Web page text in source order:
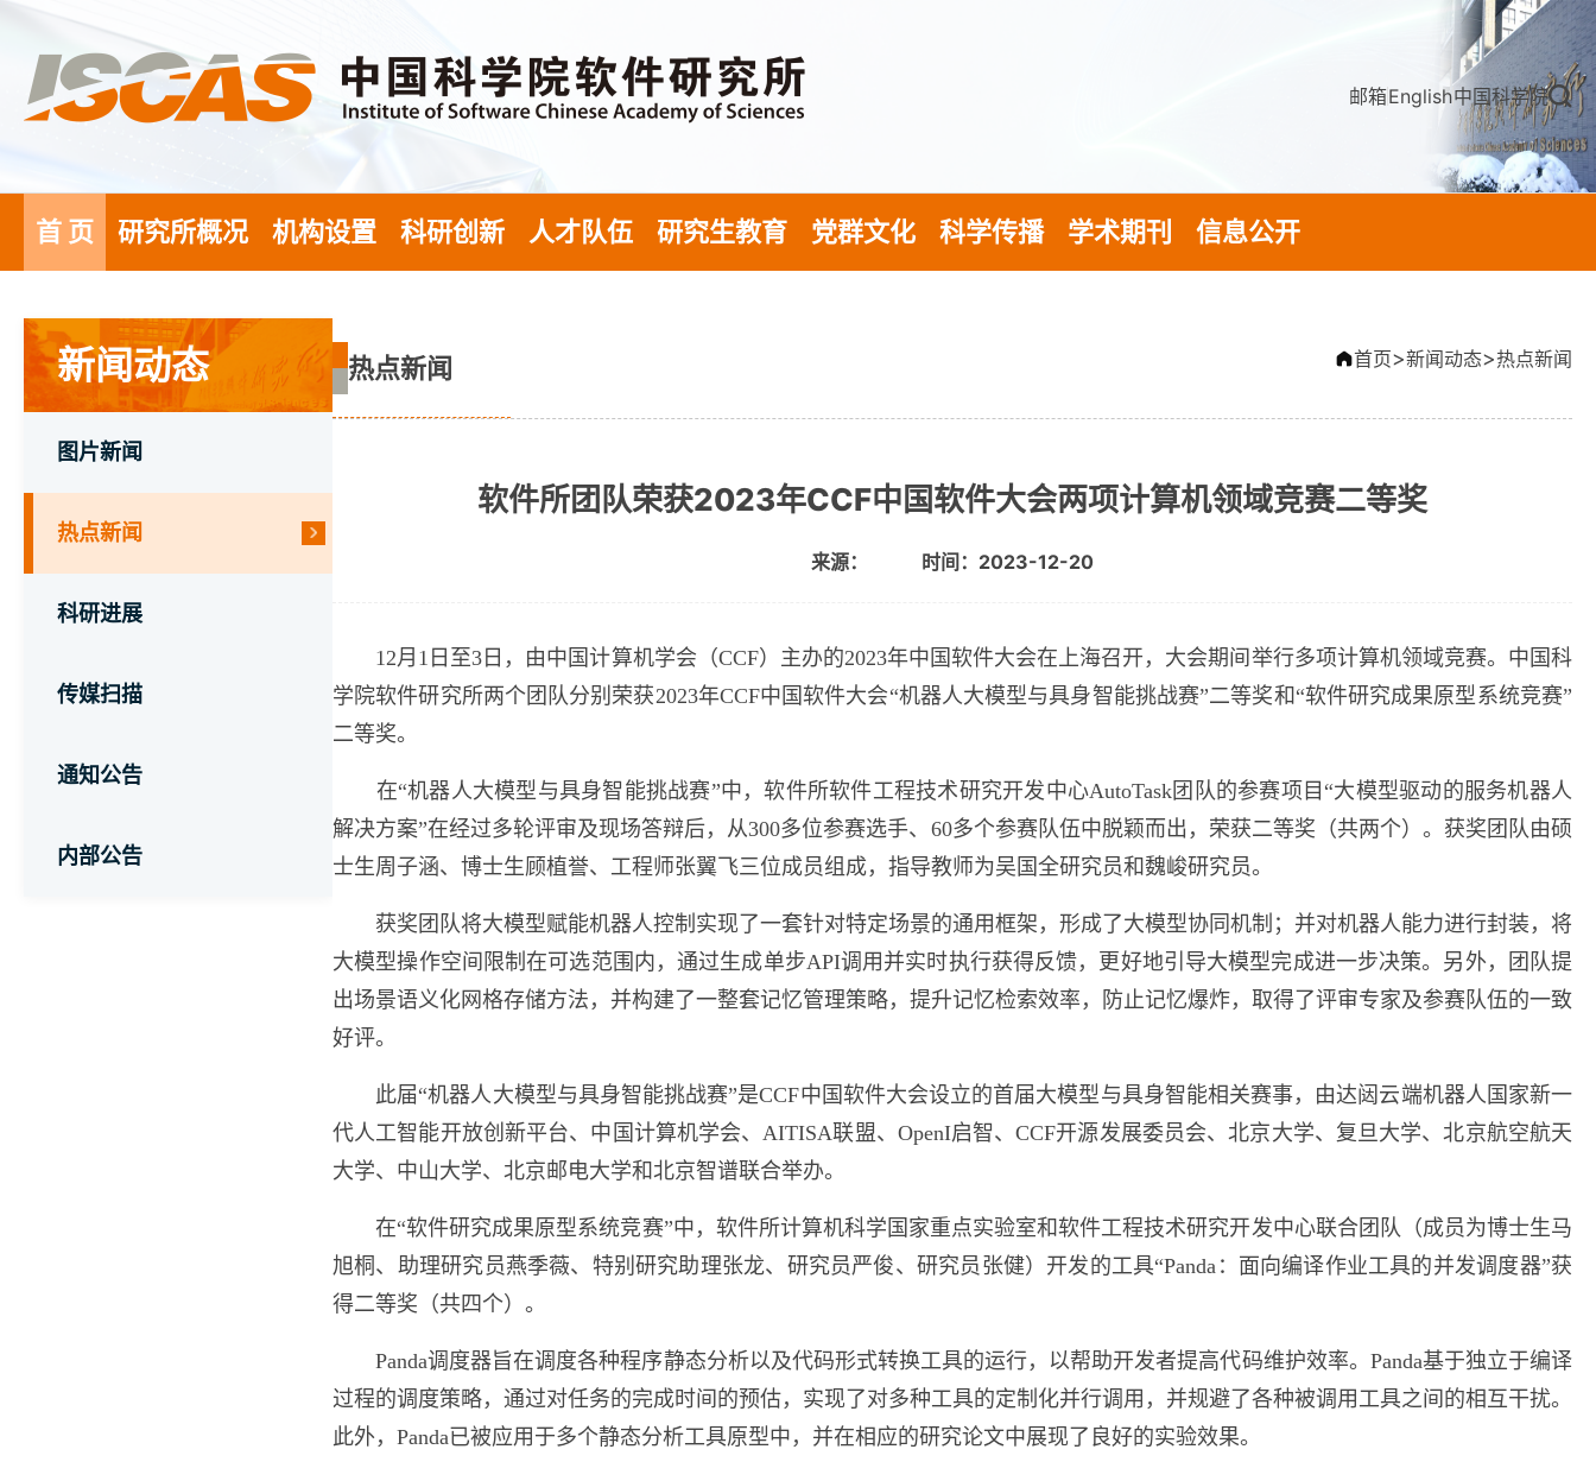
邮箱English中国科学院
首 页 研究所概况 机构设置 科研创新 人才队伍 研究生教育 党群文化 科学传播 学术期刊 信息公开
新闻动态
图片新闻
热点新闻
科研进展
传媒扫描
通知公告
内部公告
热点新闻 首页>新闻动态>热点新闻
软件所团队荣获2023年CCF中国软件大会两项计算机领域竞赛二等奖
来源： 时间：2023-12-20
12月 1 日至3 日，由中国计算机学会（CCF）主办的2023年中国软件大会在上海召开，大会期间举行多项计算机领域竞赛。中国科
学院软件研究所两个团队分别荣获2023年CCF中国软件大会“机器人大模型与具身智能挑战赛”二等奖和“软件研究成果原型系统竞赛”
二等奖。
在“机器人大模型与具身智能挑战赛”中，软件所软件工程技术研究开发中心AutoTask团队的参赛项目“大模型驱动的服务机器人
解决方案”在经过多轮评审及现场答辩后，从300多位参赛选手、 60多个参赛队伍中脱颖而出，荣获二等奖（共两个）。获奖团队由硕
士生周子涵、博士生顾植誉、工程师张翼飞三位成员组成，指导教师为吴国全研究员和魏峻研究员。
获奖团队将大模型赋能机器人控制实现了一套针对特定场景的通用框架，形成了大模型协同机制；并对机器人能力进行封装，将
大模型操作空间限制在可选范围内，通过生成单步API调用并实时执行获得反馈，更好地引导大模型完成进一步决策。另外，团队提
出场景语义化网格存储方法，并构建了一整套记忆管理策略，提升记忆检索效率，防止记忆爆炸，取得了评审专家及参赛队伍的一致
好评。
此届“机器人大模型与具身智能挑战赛”是CCF中国软件大会设立的首届大模型与具身智能相关赛事，由达闼云端机器人国家新一
代人工智能开放创新平台、中国计算机学会、AITISA联盟、 OpenI启智、CCF开源发展委员会、北京大学、复旦大学、北京航空航天
大学、中山大学、北京邮电大学和北京智谱联合举办。
在“软件研究成果原型系统竞赛”中，软件所计算机科学国家重点实验室和软件工程技术研究开发中心联合团队（成员为博士生马
旭桐、助理研究员燕季薇、特别研究助理张龙、研究员严俊、研究员张健）开发的工具“Panda ：面向编译作业工具的并发调度器”获
得二等奖（共四个）。
Panda调度器旨在调度各种程序静态分析以及代码形式转换工具的运行，以帮助开发者提高代码维护效率。 Panda基于独立于编译
过程的调度策略，通过对任务的完成时间的预估，实现了对多种工具的定制化并行调用，并规避了各种被调用工具之间的相互干扰。
此外， Panda已被应用于多个静态分析工具原型中，并在相应的研究论文中展现了良好的实验效果。